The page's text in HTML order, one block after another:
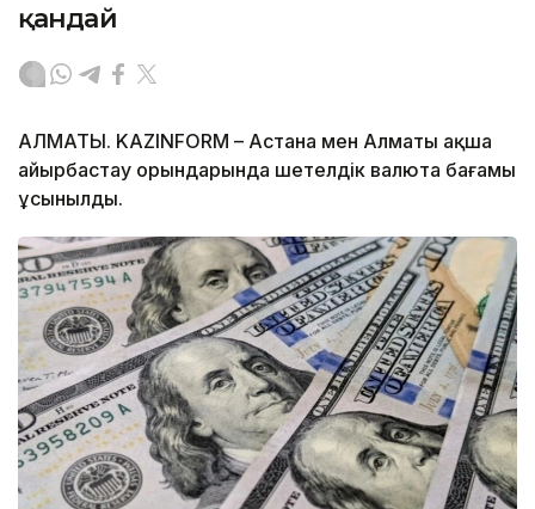
қандай
АЛМАТЫ. KAZINFORM – Астана мен Алматы ақша
айырбастау орындарында шетелдік валюта бағамы
ұсынылды.